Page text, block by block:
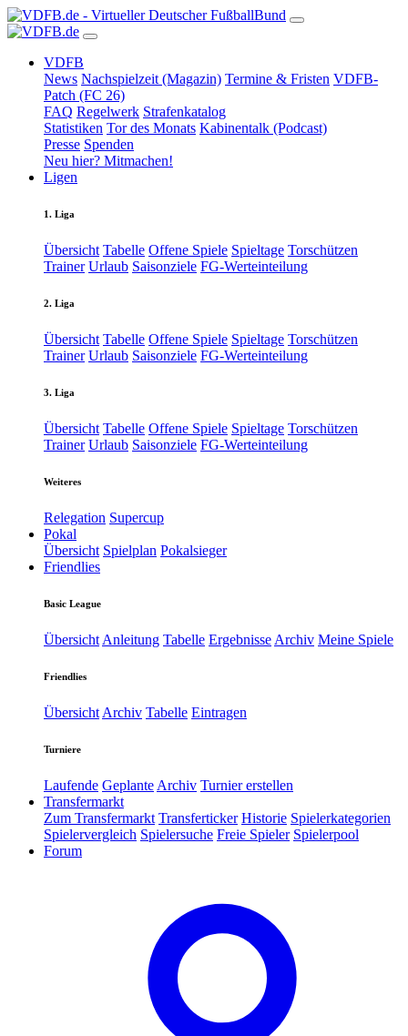
VDFB
News Nachspielzeit (Magazin) Termine & Fristen VDFB-
Patch (FC 26)
FAQ Regelwerk Strafenkatalog
Statistiken Tor des Monats Kabinentalk (Podcast)
Presse Spenden
Neu hier? Mitmachen!
Ligen
1. Liga
Übersicht Tabelle Offene Spiele Spieltage Torschützen
Trainer Urlaub Saisonziele FG-Werteinteilung
2. Liga
Übersicht Tabelle Offene Spiele Spieltage Torschützen
Trainer Urlaub Saisonziele FG-Werteinteilung
3. Liga
Übersicht Tabelle Offene Spiele Spieltage Torschützen
Trainer Urlaub Saisonziele FG-Werteinteilung
Weiteres
Relegation Supercup
Pokal
Übersicht Spielplan Pokalsieger
Friendlies
Basic League
Übersicht Anleitung Tabelle Ergebnisse Archiv Meine Spiele
Friendlies
Übersicht Archiv Tabelle Eintragen
Turniere
Laufende Geplante Archiv Turnier erstellen
Transfermarkt
Zum Transfermarkt Transferticker Historie Spielerkategorien
Spielervergleich Spielersuche Freie Spieler Spielerpool
Forum